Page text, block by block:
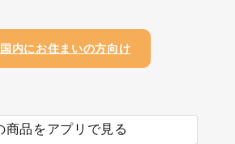
内にお住まいの方向け
商品をアプリで見る